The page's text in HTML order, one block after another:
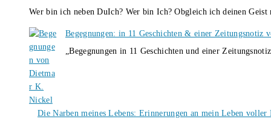
Wer bin ich neben DuIch? Wer bin Ich? Obgleich ich deinen
Begegnungen: in 11 Geschichten & einer Zeitungsnotiz
„Begegnungen in 11 Geschichten und einer
Die Narben meines Lebens: Erinnerungen an mein Leben